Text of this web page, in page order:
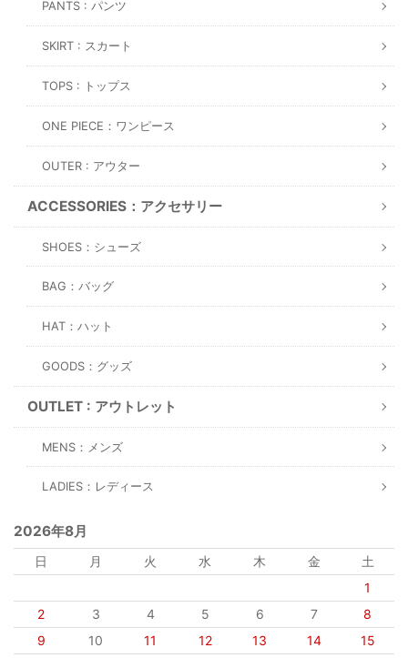
PANTS : パンツ
SKIRT : スカート
TOPS : トップス
ONE PIECE：ワンピース
OUTER : アウター
ACCESSORIES：アクセサリー
SHOES：シューズ
BAG：バッグ
HAT：ハット
GOODS：グッズ
OUTLET : アウトレット
MENS：メンズ
LADIES：レディース
2026年8月
日 月 火 水 木 金
土
1
2
3 4 5 6 7
8
9
10 11 12 13 14
15